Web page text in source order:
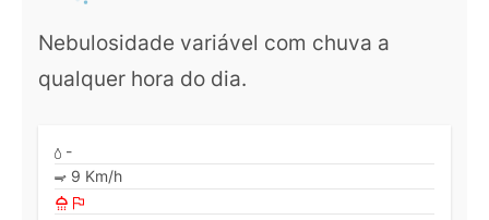
Nebulosidade variável com chuva a
qualquer hora do dia.
-
9 Km/h